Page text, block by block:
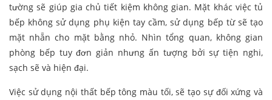
tường sẽ giúp gia chủ tiết kiệm không gian. Mặt khác việc tủ
bếp không sử dụng phụ kiện tay cầm, sử dụng bếp từ sẽ tạo
mặt nhẵn cho mặt bằng nhỏ. Nhìn tổng quan, không gian
phòng bếp tuy đơn giản nhưng ấn tượng bởi sự tiện nghi,
sạch sẽ và hiện đại.
Việc sử dụng nội thất bếp tông màu tối, sẽ tạo sự đối xứng và